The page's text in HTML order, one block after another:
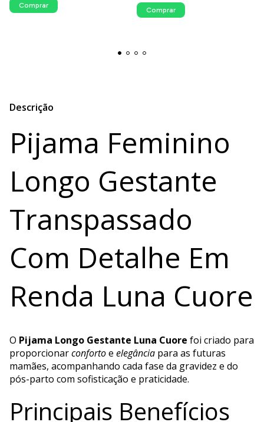
Comprar
Comprar
Descrição
Pijama Feminino
Longo Gestante
Transpassado
Com Detalhe Em
Renda Luna Cuore
O Pijama Longo Gestante Luna Cuore foi criado para
proporcionarconfortoe elegância para as futuras
mamães, acompanhando cada fase da gravidez e do
pós-parto com sofisticação e praticidade.
Principais Benefícios